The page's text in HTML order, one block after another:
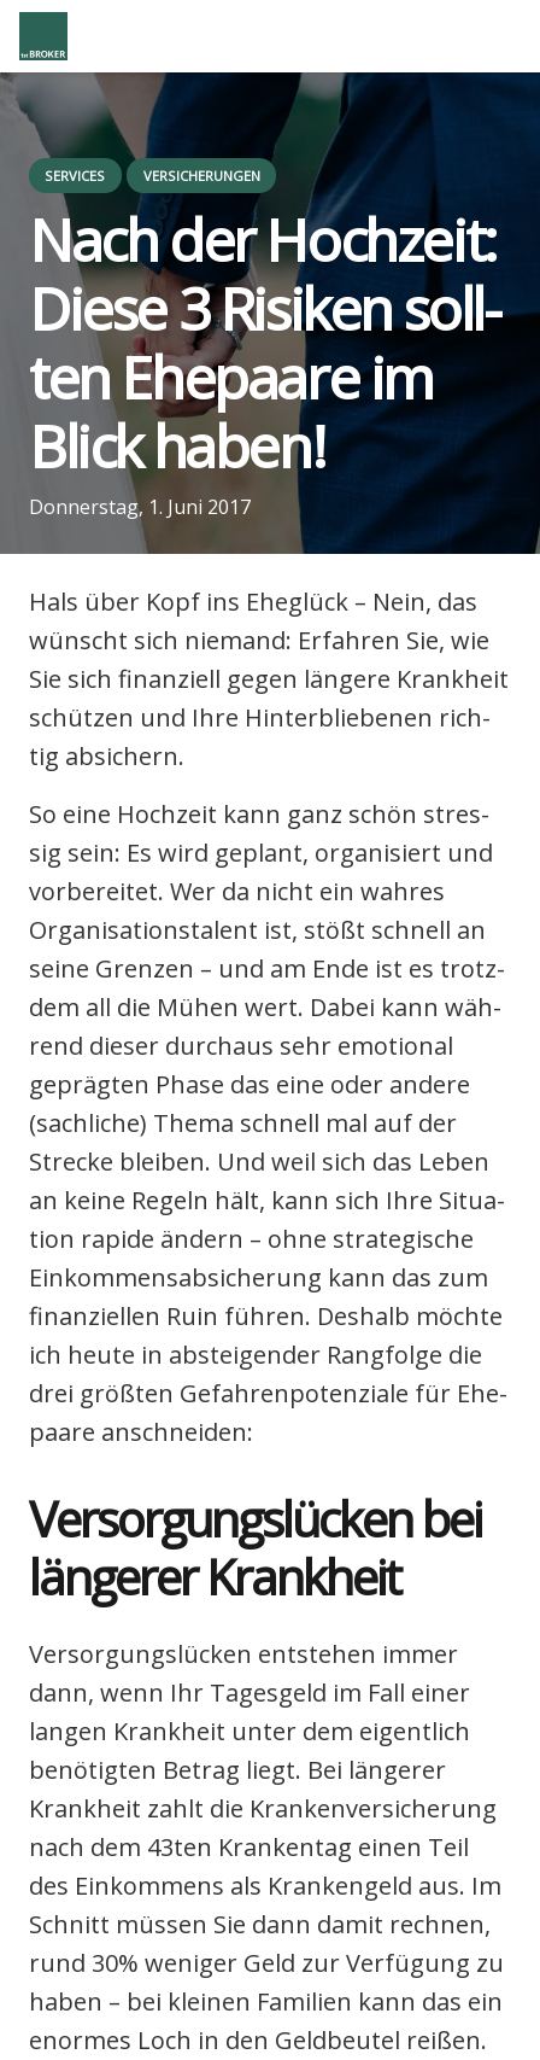
SERVICES VERSICHERUNGEN
Nach der Hoch­zeit:
Die­se 3 Risi­ken soll­
ten Ehe­paa­re im
Blick haben!
Donnerstag, 1. Juni 2017
Hals über Kopf ins Ehe­glück – Nein, das
wünscht sich nie­mand: Erfah­ren Sie, wie
Sie sich finan­zi­ell gegen län­ge­re Krank­heit
schüt­zen und Ihre Hin­ter­blie­be­nen rich­
tig absi­chern.
So eine Hoch­zeit kann ganz schön stres­
sig sein: Es wird geplant, orga­ni­siert und
vor­be­rei­tet. Wer da nicht ein wah­res
Orga­ni­sa­ti­ons­ta­lent ist, stößt schnell an
sei­ne Gren­zen – und am Ende ist es trotz­
dem all die Mühen wert. Dabei kann wäh­
rend die­ser durch­aus sehr emo­tio­nal
gepräg­ten Pha­se das eine oder ande­re
(sach­li­che) The­ma schnell mal auf der
Stre­cke blei­ben. Und weil sich das Leben
an kei­ne Regeln hält, kann sich Ihre Situa­
ti­on rapi­de ändern – ohne stra­te­gi­sche
Ein­kom­mens­ab­si­che­rung kann das zum
finan­zi­el­len Ruin füh­ren. Des­halb möch­te
ich heu­te in abstei­gen­der Rang­fol­ge die
drei größ­ten Gefah­ren­po­ten­zia­le für Ehe­
paa­re anschnei­den:
Ver­sor­gungs­lü­cken bei
län­ge­rer Krank­heit
Ver­sor­gungs­lü­cken ent­ste­hen immer
dann, wenn Ihr Tages­geld im Fall einer
lan­gen Krank­heit unter dem eigent­lich
benö­tig­ten Betrag liegt. Bei län­ge­rer
Krank­heit zahlt die Kran­ken­ver­si­che­rung
nach dem 43ten Kran­ken­tag einen Teil
des Ein­kom­mens als Kran­ken­geld aus. Im
Schnitt müs­sen Sie dann damit rech­nen,
rund 30% weni­ger Geld zur Ver­fü­gung zu
haben – bei klei­nen Fami­li­en kann das ein
enor­mes Loch in den Geld­beu­tel rei­ßen.